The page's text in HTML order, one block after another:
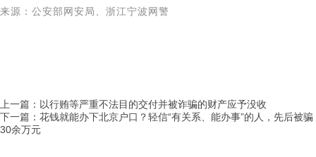
来源：公安部网安局、浙江宁波网警
上一篇：以行贿等严重不法目的交付并被诈骗的财产应予没收
下一篇：花钱就能办下北京户口？轻信“有关系、能办事”的人，先后被骗
30余万元